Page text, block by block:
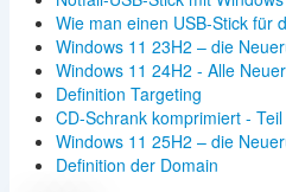
Wie man einen USB-Stick für
Windows 11 23H2 – die
Windows 11 24H2 - Alle
Definition Targeting
CD-Schrank komprimiert -
Windows 11 25H2 – die
Definition der Domain